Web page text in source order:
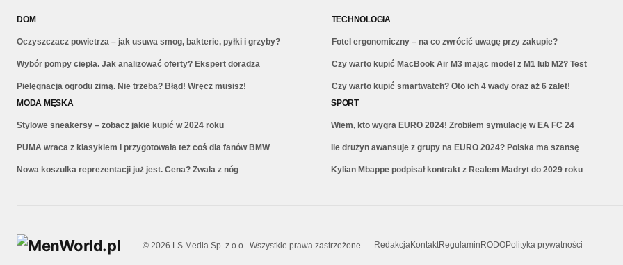
DOM
Oczyszczacz powietrza – jak usuwa smog, bakterie, pyłki i grzyby?
Wybór pompy ciepła. Jak analizować oferty? Ekspert doradza
Pielęgnacja ogrodu zimą. Nie trzeba? Błąd! Wręcz musisz!
TECHNOLOGIA
Fotel ergonomiczny – na co zwrócić uwagę przy zakupie?
Czy warto kupić MacBook Air M3 mając model z M1 lub M2? Test
Czy warto kupić smartwatch? Oto ich 4 wady oraz aż 6 zalet!
MODA MĘSKA
Stylowe sneakersy – zobacz jakie kupić w 2024 roku
PUMA wraca z klasykiem i przygotowała też coś dla fanów BMW
Nowa koszulka reprezentacji już jest. Cena? Zwala z nóg
SPORT
Wiem, kto wygra EURO 2024! Zrobiłem symulację w EA FC 24
Ile drużyn awansuje z grupy na EURO 2024? Polska ma szansę
Kylian Mbappe podpisał kontrakt z Realem Madryt do 2029 roku
© 2026 LS Media Sp. z o.o.. Wszystkie prawa zastrzeżone. RedakcjaKontaktRegulamin RODOPolityka prywatności